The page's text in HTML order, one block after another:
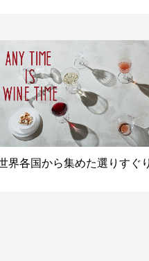
界各国から集めた選りすぐ